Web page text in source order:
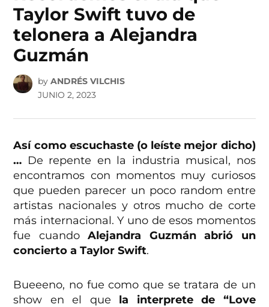
Taylor Swift tuvo de
telonera a Alejandra
Guzmán
by ANDRÉS VILCHIS
JUNIO 2, 2023
Así como escuchaste (o leíste mejor dicho)
… De repente en la industria musical, nos
encontramos con momentos muy curiosos
que pueden parecer un poco random entre
artistas nacionales y otros mucho de corte
más internacional. Y uno de esos momentos
fue cuandoAlejandra Guzmán abrió un
concierto a Taylor Swift.
Bueeeno, no fue como que se tratara de un
show en el que la interprete de “Love